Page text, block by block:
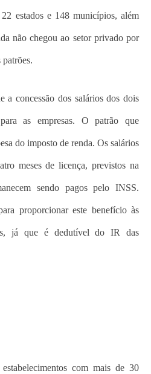
estados e 148 municípios, além
não chegou ao setor privado por
a concessão dos salários dos dois
as empresas. O patrão que
do imposto de renda. Os salários
meses de licença, previstos na
sendo pagos pelo INSS.
proporcionar este benefício às
já que é dedutível do IR das
com mais de 30